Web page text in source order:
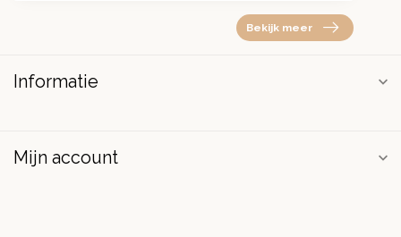
Bekijk meer
Informatie
Mijn account